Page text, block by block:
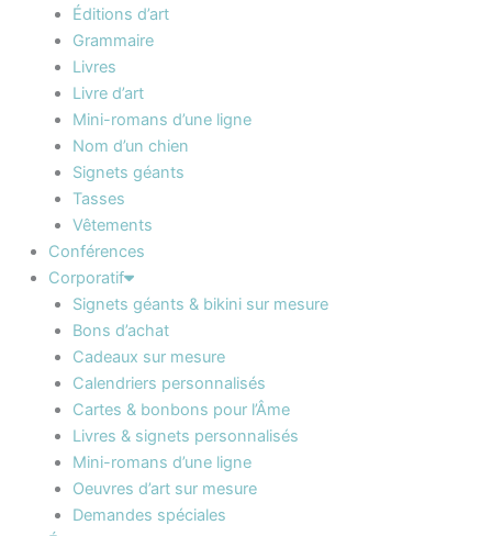
Éditions d’art
Grammaire
Livres
Livre d’art
Mini-romans d’une ligne
Nom d’un chien
Signets géants
Tasses
Vêtements
Conférences
Corporatif
Signets géants & bikini sur mesure
Bons d’achat
Cadeaux sur mesure
Calendriers personnalisés
Cartes & bonbons pour l’Âme
Livres & signets personnalisés
Mini-romans d’une ligne
Oeuvres d’art sur mesure
Demandes spéciales